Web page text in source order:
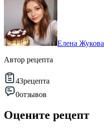
Елена Жукова
Автор рецепта
43рецепта
0отзывов
Оцените рецепт